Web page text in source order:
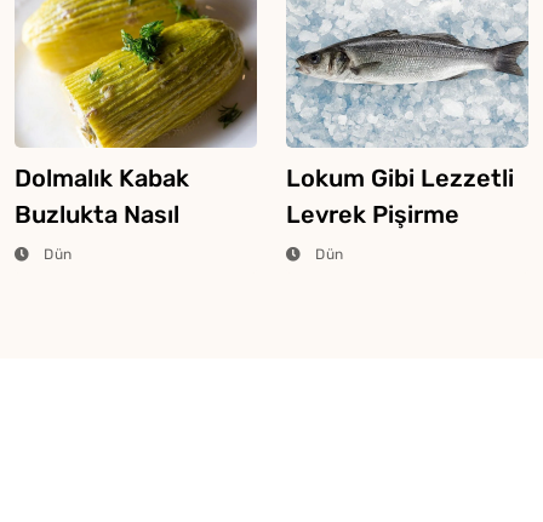
Dolmalık Kabak
Buzlukta Nasıl
Saklanır?
Dün
Lokum Gibi Lezzetli
Levrek Pişirme
Tüyosu
Dün